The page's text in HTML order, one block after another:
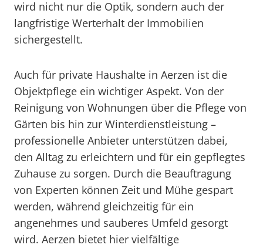
wird nicht nur die Optik, sondern auch der
langfristige Werterhalt der Immobilien
sichergestellt.
Auch für private Haushalte in Aerzen ist die
Objektpflege ein wichtiger Aspekt. Von der
Reinigung von Wohnungen über die Pflege von
Gärten bis hin zur Winterdienstleistung –
professionelle Anbieter unterstützen dabei,
den Alltag zu erleichtern und für ein gepflegtes
Zuhause zu sorgen. Durch die Beauftragung
von Experten können Zeit und Mühe gespart
werden, während gleichzeitig für ein
angenehmes und sauberes Umfeld gesorgt
wird. Aerzen bietet hier vielfältige